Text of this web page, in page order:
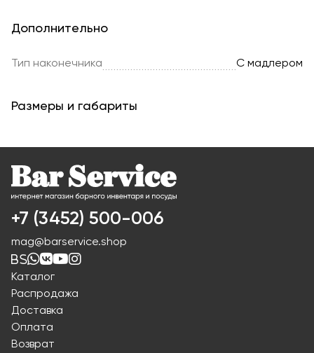
Дополнительно
Тип наконечника С мадлером
Размеры и габариты
+7 (3452) 500-006
mag@barservice.shop
Каталог
Распродажа
Доставка
Оплата
Возврат